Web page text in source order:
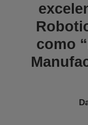
Aplicaciones
Casos de éxito
como